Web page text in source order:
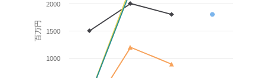
百万円
1000
1500
2000